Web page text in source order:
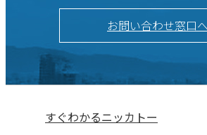
お問い合わせ窓口へ
すぐわかるニッカトー